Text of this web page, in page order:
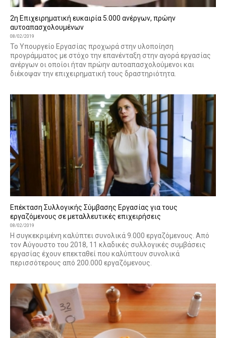
2η Επιχειρηματική ευκαιρία 5.000 ανέργων, πρώην
αυτοαπασχολουμένων
08/02/2019
Το Υπουργείο Εργασίας προχωρά στην υλοποίηση
προγράμματος με στόχο την επανένταξη στην αγορά εργασίας
ανέργων οι οποίοι ήταν πρώην αυτοαπασχολούμενοι και
διέκοψαν την επιχειρηματική τους δραστηριότητα.
Επέκταση Συλλογικής Σύμβασης Εργασίας για τους
εργαζόμενους σε μεταλλευτικές επιχειρήσεις
08/02/2019
Η συγκεκριμένη καλύπτει συνολικά 9.000 εργαζόμενους. Από
τον Αύγουστο του 2018, 11 κλαδικές συλλογικές συμβάσεις
εργασίας έχουν επεκταθεί που καλύπτουν συνολικά
περισσότερους από 200.000 εργαζόμενους.